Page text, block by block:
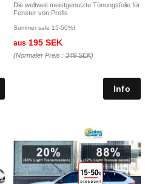
Die weltweit meistgenutzte Tönungsfolie für
Fenster von Profis
Summer sale 15-50%!
aus 195 SEK
(Normaler Preis : 349 SEK)